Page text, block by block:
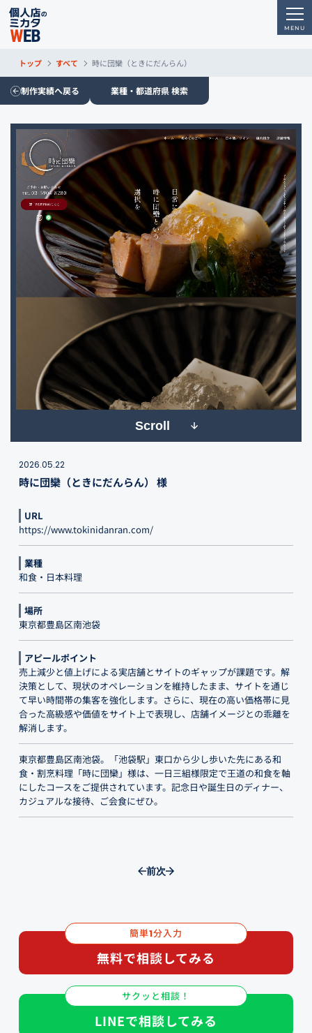
トップ すべて 時に団欒（ときにだんらん）
制作実績へ戻る 業種・都道府県 検索
Scroll
2026.05.22
時に団欒（ときにだんらん） 様
URL
https://www.tokinidanran.com/
業種
和食・日本料理
場所
東京都豊島区南池袋
アピールポイント
売上減少と値上げによる実店舗とサイトのギャップが課題です。解
決策として、現状のオペレーションを維持したまま、サイトを通じ
て早い時間帯の集客を強化します。さらに、現在の高い価格帯に見
合った高級感や価値をサイト上で表現し、店舗イメージとの乖離を
解消します。
東京都豊島区南池袋。「池袋駅」東口から少し歩いた先にある和
食・割烹料理「時に団欒」様は、一日三組様限定で王道の和食を軸
にしたコースをご提供されています。記念日や誕生日のディナー、
カジュアルな接待、ご会食にぜひ。
前次
簡単1分入力
無料で相談してみる
サクッと相談！
LINEで相談してみる